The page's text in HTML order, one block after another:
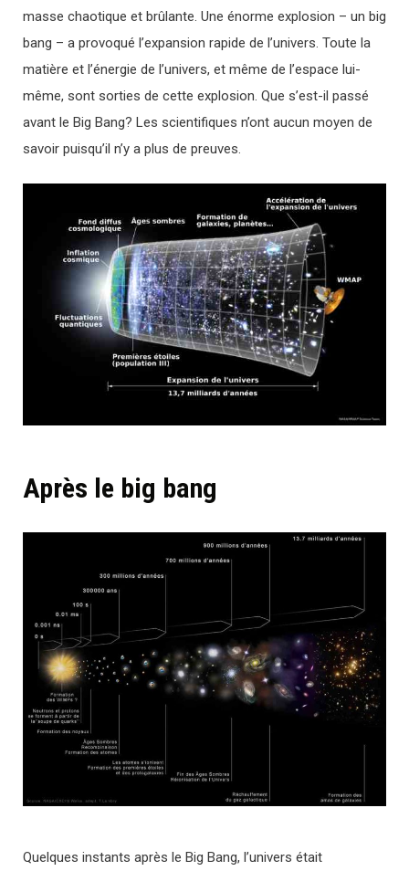
masse chaotique et brûlante. Une énorme explosion – un big
bang – a provoqué l’expansion rapide de l’univers. Toute la
matière et l’énergie de l’univers, et même de l’espace lui-
même, sont sorties de cette explosion. Que s’est-il passé
avant le Big Bang? Les scientifiques n’ont aucun moyen de
savoir puisqu’il n’y a plus de preuves.
Après le big bang
Quelques instants après le Big Bang, l’univers était